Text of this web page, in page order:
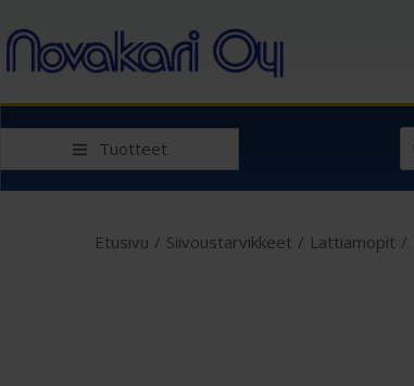
Tuotteet
Etusivu / Siivoustarvikkeet / Lattiamopit /